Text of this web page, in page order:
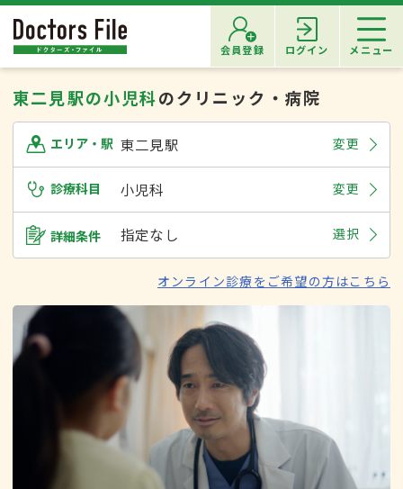
会員登録 ログイン メニュー
東二見駅の小児科のクリニック・病院
エリア・駅 東二見駅 変更
診療科目 小児科 変更
詳細条件 指定なし 選択
オンライン診療をご希望の方はこちら